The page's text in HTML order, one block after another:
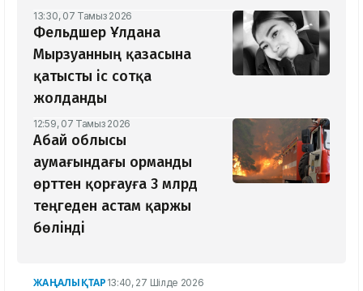
13:30, 07 Тамыз 2026
Фельдшер Ұлдана
Мырзуанның қазасына
қатысты іс сотқа
жолданды
12:59, 07 Тамыз 2026
Абай облысы
аумағындағы орманды
өрттен қорғауға 3 млрд
теңгеден астам қаржы
бөлінді
ЖАҢАЛЫҚТАР 13:40, 27 Шілде 2026